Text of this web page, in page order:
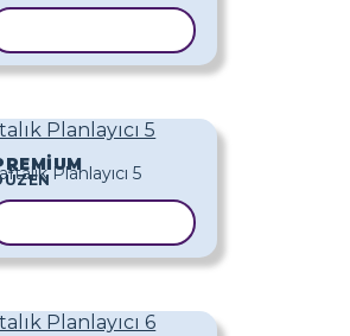
Planlayıcı 5
Planlayıcı 6